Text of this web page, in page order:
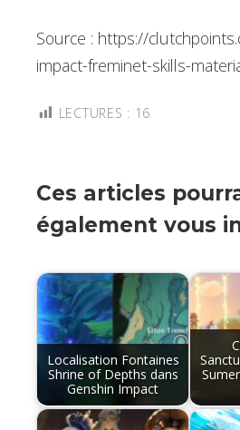
Source : https://
impact-freminet-skills-
LECTURES : 16
Ces articles
également vous
Localisation Fontaines
Shrine of Depths dans
Genshin Impact